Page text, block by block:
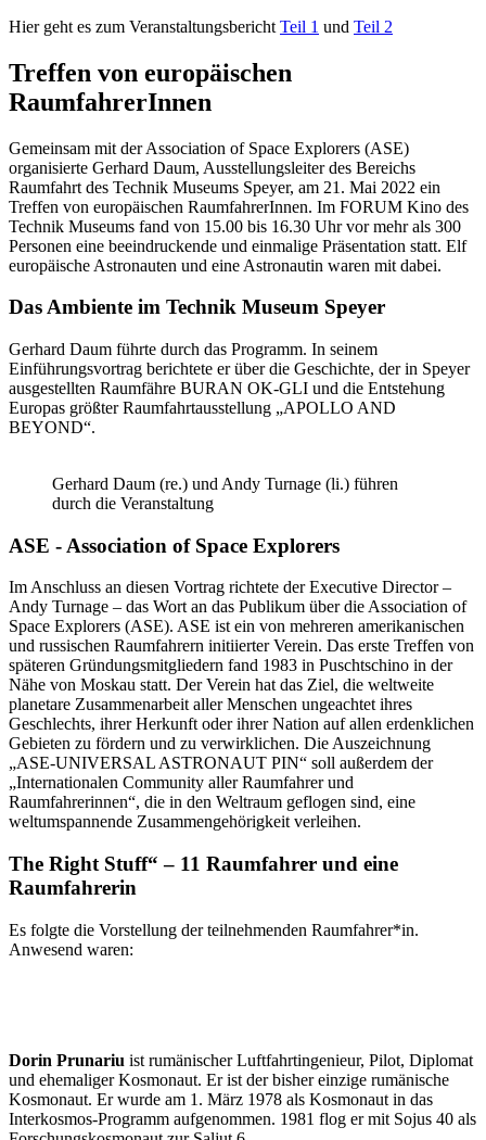
Hier geht es zum Veranstaltungsbericht Teil 1 und Teil 2
Treffen von europäischen
RaumfahrerInnen
Gemeinsam mit der Association of Space Explorers (ASE)
organisierte Gerhard Daum, Ausstellungsleiter des Bereichs
Raumfahrt des Technik Museums Speyer, am 21. Mai 2022 ein
Treffen von europäischen RaumfahrerInnen. Im FORUM Kino des
Technik Museums fand von 15.00 bis 16.30 Uhr vor mehr als 300
Personen eine beeindruckende und einmalige Präsentation statt. Elf
europäische Astronauten und eine Astronautin waren mit dabei.
Das Ambiente im Technik Museum Speyer
Gerhard Daum führte durch das Programm. In seinem
Einführungsvortrag berichtete er über die Geschichte, der in Speyer
ausgestellten Raumfähre BURAN OK-GLI und die Entstehung
Europas größter Raumfahrtausstellung „APOLLO AND
BEYOND“.
Gerhard Daum (re.) und Andy Turnage (li.) führen
durch die Veranstaltung
ASE - Association of Space Explorers
Im Anschluss an diesen Vortrag richtete der Executive Director –
Andy Turnage – das Wort an das Publikum über die Association of
Space Explorers (ASE). ASE ist ein von mehreren amerikanischen
und russischen Raumfahrern initiierter Verein. Das erste Treffen von
späteren Gründungsmitgliedern fand 1983 in Puschtschino in der
Nähe von Moskau statt. Der Verein hat das Ziel, die weltweite
planetare Zusammenarbeit aller Menschen ungeachtet ihres
Geschlechts, ihrer Herkunft oder ihrer Nation auf allen erdenklichen
Gebieten zu fördern und zu verwirklichen. Die Auszeichnung
„ASE-UNIVERSAL ASTRONAUT PIN“ soll außerdem der
„Internationalen Community aller Raumfahrer und
Raumfahrerinnen“, die in den Weltraum geflogen sind, eine
weltumspannende Zusammengehörigkeit verleihen.
The Right Stuff“ – 11 Raumfahrer und eine
Raumfahrerin
Es folgte die Vorstellung der teilnehmenden Raumfahrer*in.
Anwesend waren:
Dorin Prunariu ist rumänischer Luftfahrtingenieur, Pilot, Diplomat
und ehemaliger Kosmonaut. Er ist der bisher einzige rumänische
Kosmonaut. Er wurde am 1. März 1978 als Kosmonaut in das
Interkosmos-Programm aufgenommen. 1981 flog er mit Sojus 40 als